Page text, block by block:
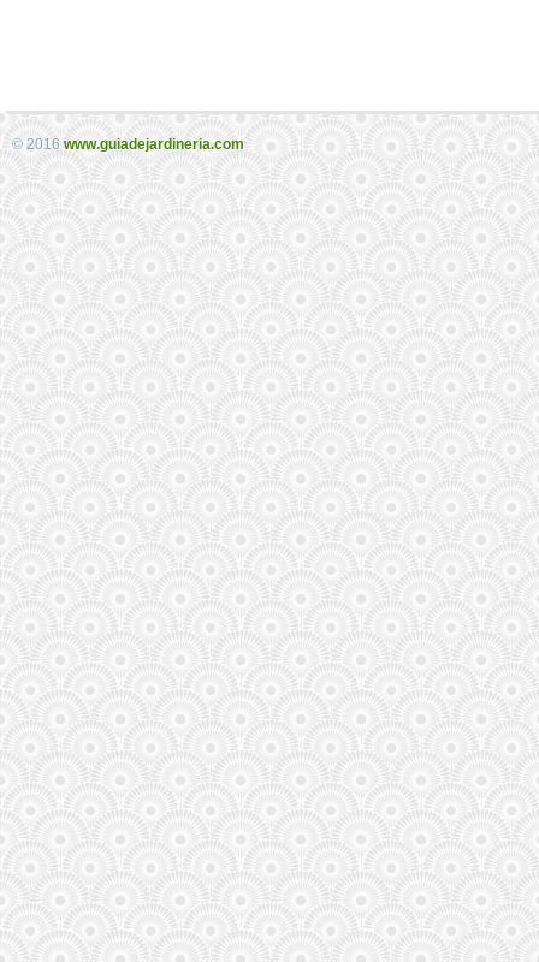
© 2016www.guiadejardineria.com